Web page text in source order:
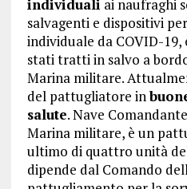
individuali ai naufraghi
salvagenti e dispositivi
individuale da COVID-19,
stati tratti in salvo a
Marina militare.
del pattugliatore in
salute. Nave
Marina militare, è un
ultimo di quattro unità
dipende dal Comando